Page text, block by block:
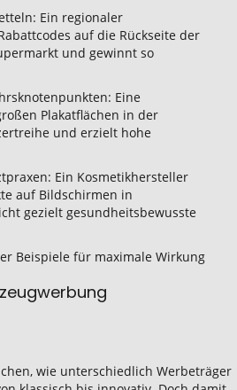
Ein regionaler
auf die Rückseite der
und gewinnt so
Eine
Plakatflächen in der
und erzielt hohe
Ein Kosmetikhersteller
auf Bildschirmen in
gezielt gesundheitsbewusste
wie unterschiedlich Werbeträger